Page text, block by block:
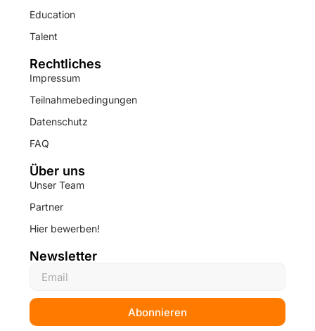
Education
Talent
Rechtliches
Impressum
Teilnahmebedingungen
Datenschutz
FAQ
Über uns
Unser Team
Partner
Hier bewerben!
Newsletter
Abonnieren